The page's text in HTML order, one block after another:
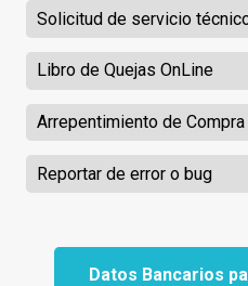
Solicitud de servicio
Libro de Quejas OnLine
Arrepentimiento de Compra
Reportar de error o bug
Datos Bancarios